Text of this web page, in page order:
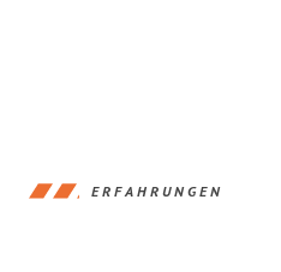
ERFAHRUNGEN